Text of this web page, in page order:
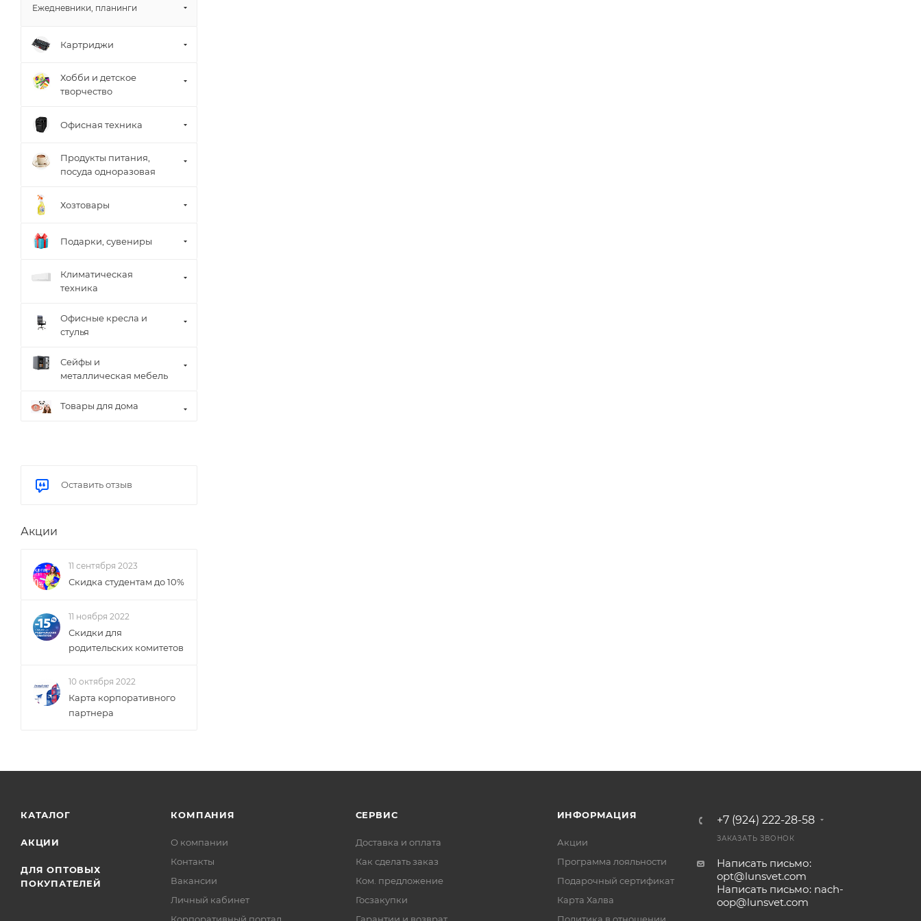
Ежедневники, планинги
Картриджи
Хобби и детское
творчество
Офисная техника
Продукты питания,
посуда одноразовая
Хозтовары
Подарки, сувениры
Климатическая
техника
Офисные кресла и
стулья
Сейфы и
металлическая мебель
Товары для дома
Оставить отзыв
Акции
11 сентября 2023
Скидка студентам до 10%
11 ноября 2022
Скидки для
родительских комитетов
10 октября 2022
Карта корпоративного
партнера
КАТАЛОГ
АКЦИИ
ДЛЯ ОПТОВЫХ
ПОКУПАТЕЛЕЙ
КОМПАНИЯ
О компании
Контакты
Вакансии
Личный кабинет
СЕРВИС
Доставка и оплата
Как сделать заказ
Ком. предложение
Госзакупки
ИНФОРМАЦИЯ
Акции
Программа лояльности
Подарочный сертификат
Карта Халва
+7 (924) 222-28-58
ЗАКАЗАТЬ ЗВОНОК
Написать письмо:
opt@lunsvet.com
Написать письмо: nach-
oop@lunsvet.com